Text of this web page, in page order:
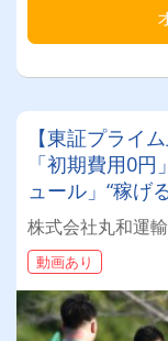
【東証プライ
「初期費用0
ュール」“稼げ
定申告など充実
株式会社丸和運
動画あり